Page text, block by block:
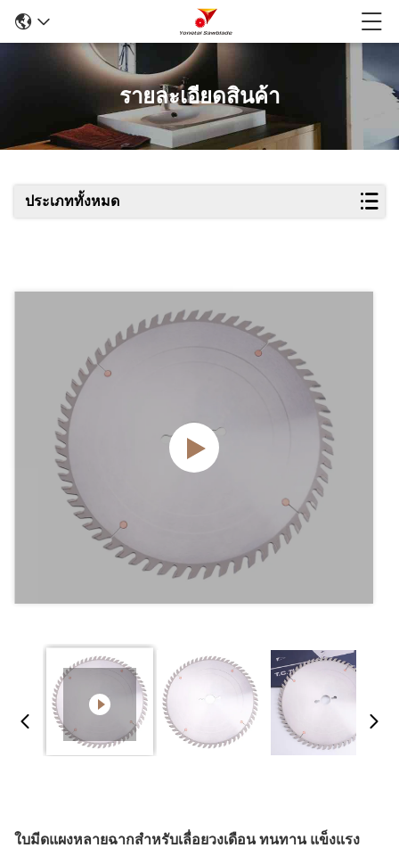
รายละเอียดสินค้า
ประเภททั้งหมด
ใบมีดแผงหลายฉากสำหรับเลื่อยวงเดือน ทนทาน แข็งแรง